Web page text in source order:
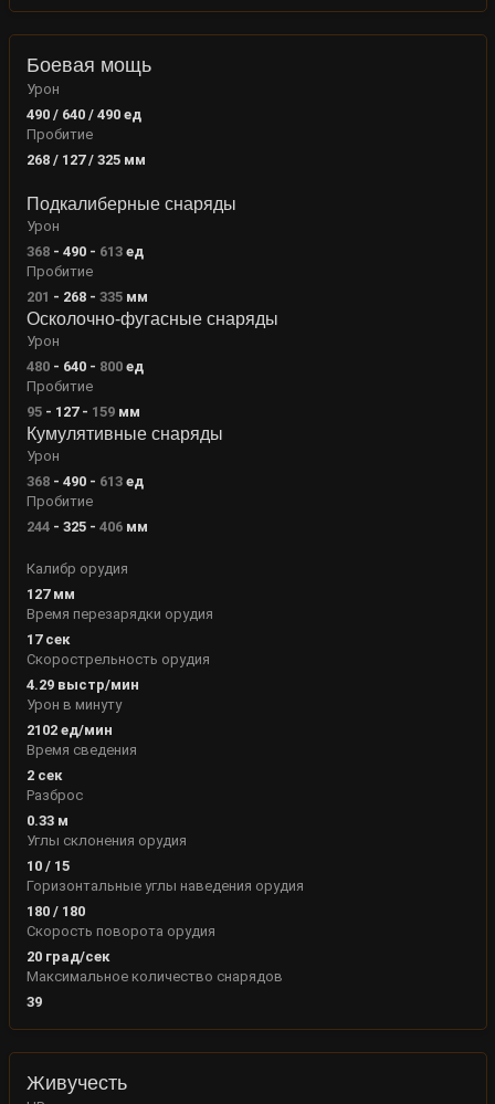
Боевая мощь
Урон
490 / 640 / 490 ед
Пробитие
268 / 127 / 325 мм
Подкалиберные снаряды
Урон
368- 490- 613ед
Пробитие
201 - 268- 335 мм
Осколочно-фугасные снаряды
Урон
480- 640- 800ед
Пробитие
95- 127- 159 мм
Кумулятивные снаряды
Урон
368- 490- 613ед
Пробитие
244- 325- 406 мм
Калибр орудия
127мм
Время перезарядки орудия
17сек
Скорострельность орудия
4.29выстр/мин
Урон в минуту
2102ед/мин
Время сведения
2сек
Разброс
0.33м
Углы склонения орудия
10 / 15
Горизонтальные углы наведения орудия
180 / 180
Скорость поворота орудия
20град/сек
Максимальное количество снарядов
39
Живучесть